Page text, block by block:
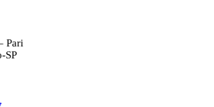
Pari
SP